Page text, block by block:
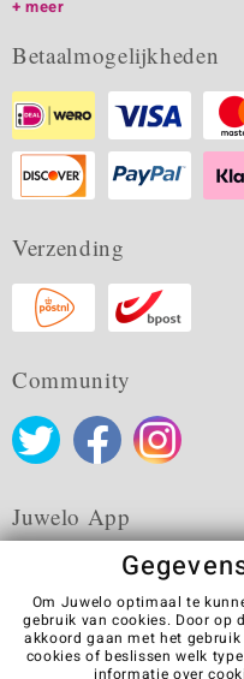
meer
Betaalmogelijkheden
Verzending
Community
Juwelo App
Algemene
Colofon
Om Juwelo optimaal te
gebruik van cookies. Door op
akkoord gaan met het
cookies of beslissen welk
informatie over